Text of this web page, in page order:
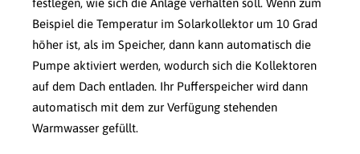
festlegen, wie sich die Anlage verhalten soll. Wenn zum
Beispiel die Temperatur im Solarkollektor um 10 Grad
höher ist, als im Speicher, dann kann automatisch die
Pumpe aktiviert werden, wodurch sich die Kollektoren
auf dem Dach entladen. Ihr Pufferspeicher wird dann
automatisch mit dem zur Verfügung stehenden
Warmwasser gefüllt.